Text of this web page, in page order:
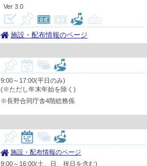
3.0
施設・配布情報のページ
9:00～17:00(平日のみ)
(※ただし年末年始を除く)
※長野合同庁舎4階総務係
施設・配布情報のページ
9:00～16:00(土、日、祝日を含む)